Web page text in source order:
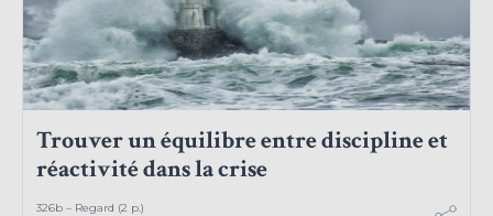
Trouver un équilibre entre discipline et
réactivité dans la crise
326b – Regard (2 p.)